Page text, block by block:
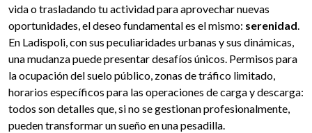
vida o trasladando tu actividad para aprovechar nuevas
oportunidades, el deseo fundamental es el mismo: serenidad.
En Ladispoli, con sus peculiaridades urbanas y sus dinámicas,
una mudanza puede presentar desafíos únicos. Permisos para
la ocupación del suelo público, zonas de tráfico limitado,
horarios específicos para las operaciones de carga y descarga:
todos son detalles que, si no se gestionan profesionalmente,
pueden transformar un sueño en una pesadilla.